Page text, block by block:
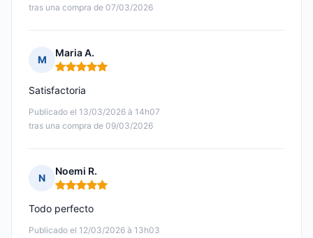
tras una compra de 07/03/2026
M
Maria A.
Nota: 5 de 5
Publicado el 13/03/2026 à 14h07
tras una compra de 09/03/2026
Satisfactoria
N
Noemi R.
Nota: 5 de 5
Publicado el 12/03/2026 à 13h03
Todo perfecto